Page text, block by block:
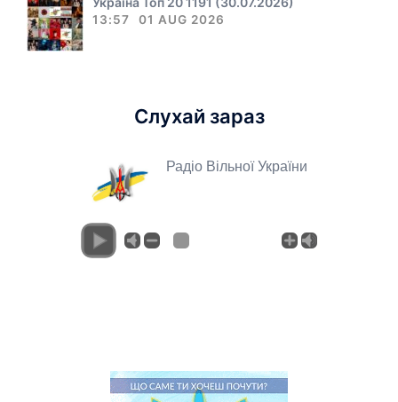
13:57 01 AUG 2026
Слухай зараз
Радіо Вільної України